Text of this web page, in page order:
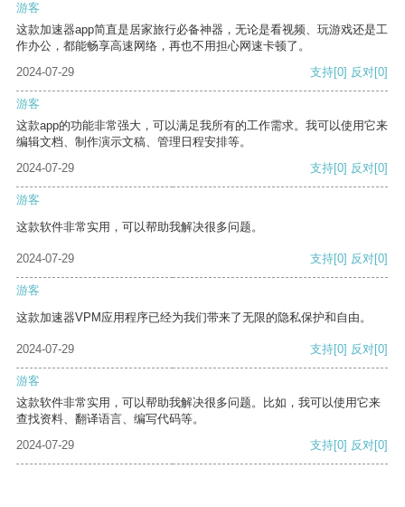
游客
这款加速器app简直是居家旅行必备神器，无论是看视频、玩游戏还是工
作办公，都能畅享高速网络，再也不用担心网速卡顿了。
2024-07-29
支持[0] 反对[0]
游客
这款app的功能非常强大，可以满足我所有的工作需求。我可以使用它来
编辑文档、制作演示文稿、管理日程安排等。
2024-07-29
支持[0] 反对[0]
游客
这款软件非常实用，可以帮助我解决很多问题。
2024-07-29 支持[0] 反对[0]
游客
这款加速器VPM应用程序已经为我们带来了无限的隐私保护和自由。
2024-07-29 支持[0] 反对[0]
游客
这款软件非常实用，可以帮助我解决很多问题。比如，我可以使用它来
查找资料、翻译语言、编写代码等。
2024-07-29
支持[0] 反对[0]